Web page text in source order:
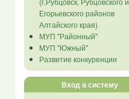
Егорьевского районов
Алтайского края)
МУП "Районный"
МУП "Южный"
Развитие конкуренции
Вход в систему